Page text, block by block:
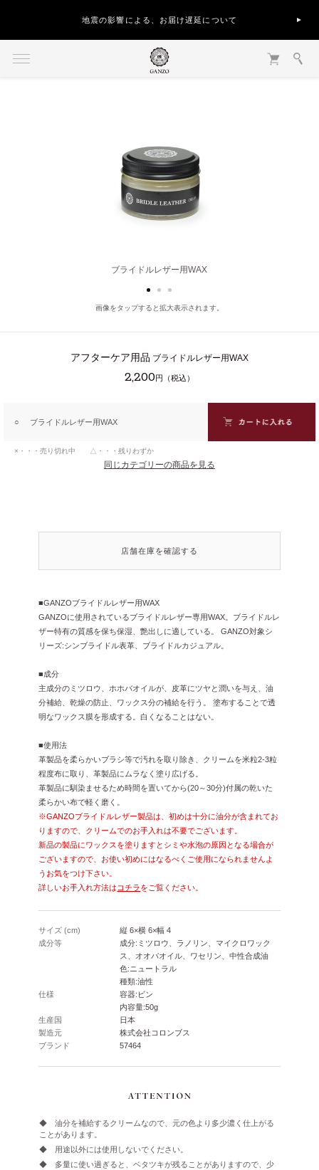
地震の影響による、お届け遅延について
ブライドルレザー用WAX
画像をタップすると拡大表示されます。
アフターケア用品 ブライドルレザー用WAX
2,200円（税込）
○ ブライドルレザー用WAX
×・・・売り切れ中 △・・・残りわずか
同じカテゴリーの商品を見る
店舗在庫を確認する
■GANZOブライドルレザー用WAX
GANZOに使用されているブライドルレザー専用WAX。ブライドルレ
ザー特有の質感を保ち保湿、艶出しに適している。
GANZO対象シ
リーズ:シンブライドル表革、ブライドルカジュアル。
■成分
主成分のミツロウ、ホホバオイルが、皮革にツヤと潤いを与え、油
分補給、乾燥の防止、ワックス分の補給を行う。
塗布することで透
明なワックス膜を形成する。白くなることはない。
■使用法
革製品を柔らかいブラシ等で汚れを取り除き、クリームを米粒2-3粒
程度布に取り、革製品にムラなく塗り広げる。
革製品に馴染ませるため時間を置いてから(20～30分)付属の乾いた
柔らかい布で軽く磨く。
※GANZOブライドルレザー製品は、初めは十分に油分が含まれてお
りますので、クリームでのお手入れは不要でございます。
新品の製品にワックスを塗りますとシミや水泡の原因となる場合が
ございますので、お使い初めにはなるべくご使用になられませんよ
うお気をつけ下さい。
詳しいお手入れ方法は コチラ をご覧ください。
サイズ (cm)
縦 6×横 6×幅 4
成分等
成分:ミツロウ、ラノリン、マイクロワック
ス、オオバオイル、ワセリン、中性合成油
色:ニュートラル
種類:油性
仕様
容器:ビン
内容量:50g
生産国
日本
製造元
株式会社コロンブス
ブランド
57464
◆ 油分を補給するクリームなので、元の色より多少濃く仕上がる
ことがあります。
◆ 用途以外には使用しないでください。
◆ 多量に使い過ぎると、ベタツキが残ることがありますので、少